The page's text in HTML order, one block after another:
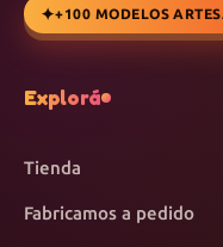
+100 MODELOS
Explorá
Tienda
Fabricamos a pedido